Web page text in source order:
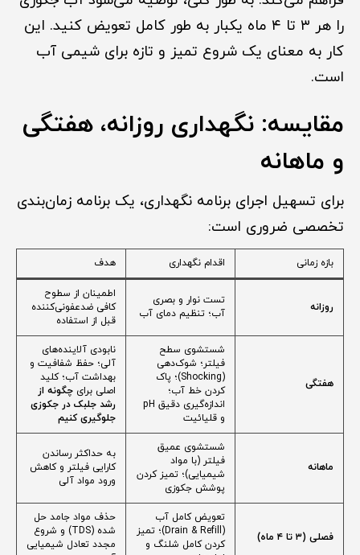
را هر ۳ تا ۴ ماه یکبار به طور کامل تعویض کنید. این
کار به معنای یک شروع تمیز و تازه برای شیمی آب
است.
مقایسه: نگهداری روزانه، هفتگی
و ماهانه
برای تسهیل اجرای برنامه نگهداری، یک برنامه زمان‌بندی
تخصصی ضروری است:
بازه زمانی اقدام نگهداری هدف
روزانه
تست نوار و بصری
آب؛ تنظیم دمای آب
اطمینان از سطوح
کافی ضدعفونی‌کننده
قبل از استفاده
هفتگی
شستشوی سطح
فیلتر؛ شوک‌دهی
(Shocking)؛ پاک
کردن خط آب؛
اندازه‌گیری دقیق pH
و قلیائیت
نابودی آلاینده‌های
آلی؛ حفظ شفافیت و
بهداشت آب؛ کلید
اصلی برای چگونه از
رشد جلبک در جکوزی
جلوگیری کنیم
ماهانه
شستشوی عمیق
فیلتر (با مواد
شیمیایی)؛ تمیز کردن
پوشش جکوزی
به حداکثر رساندن
کارایی فیلتر و کاهش
ورود مواد آلی
فصلی (۳ تا ۴ ماه)
تعویض کامل آب
(Drain & Refill)؛ تمیز
کردن کامل شلنگ و
حذف مواد جامد حل
شده (TDS) و شروع
مجدد تعادل شیمیایی